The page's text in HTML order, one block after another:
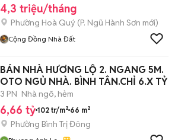
4,3 triệu/tháng
Phường Hoà Quý (P. Ngũ Hành Sơn mới)
Cộng Đồng Nhà Đất
BÁN NHÀ HƯƠNG LỘ 2. NGANG 5M.
OTO NGỦ NHÀ. BÌNH TÂN.CHỈ 6.X TỶ
3 PN Nhà ngõ, hẻm
6,66 tỷ 102 tr/m² 66 m²
Phường Bình Trị Đông